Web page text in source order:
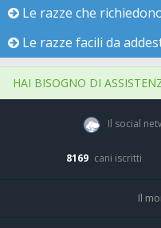
Le razze che
Le razze facili da
HAI BISOGNO DI
Il social
8169 cani iscritti
Il